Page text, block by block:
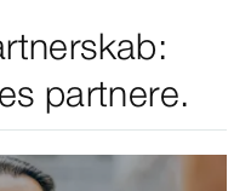
partnere.